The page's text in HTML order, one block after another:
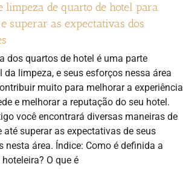
limpeza de quarto de hotel para
superar as expectativas dos
dos quartos de hotel é uma parte
da limpeza, e seus esforços nessa área
muito para melhorar a experiência
e melhorar a reputação do seu hotel.
você encontrará diversas maneiras de
até superar as expectativas de seus
nesta área. Índice: Como é definida a
O que é